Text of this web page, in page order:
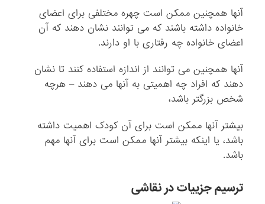
آنها همچنین ممکن است چهره مختلفی برای اعضای
خانواده داشته باشند که می توانند نشان دهند که آن
اعضای خانواده چه رفتاری با او دارند.
آنها همچنین می توانند از اندازه استفاده کنند تا نشان
دهند که افراد چه اهمیتی به آنها می دهند – هرچه
شخص بزرگتر باشد،
بیشتر آنها ممکن است برای آن کودک اهمیت داشته
باشد، یا اینکه بیشتر آنها ممکن است برای آنها مهم
باشد.
ترسیم جزییات در نقاشی